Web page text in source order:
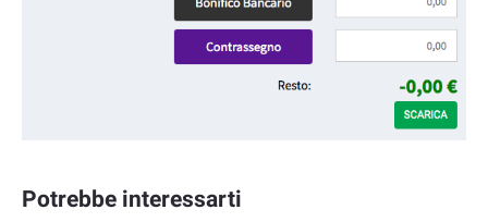
Potrebbe interessarti